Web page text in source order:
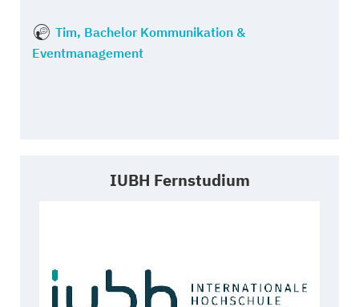
Tim, Bachelor Kommunikation &
Eventmanagement
IUBH Fernstudium